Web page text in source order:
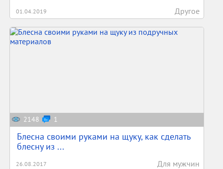
01.04.2019 Другое
2148 1
Блесна своими руками на щуку, как сделать
блесну из ...
26.08.2017 Для мужчин